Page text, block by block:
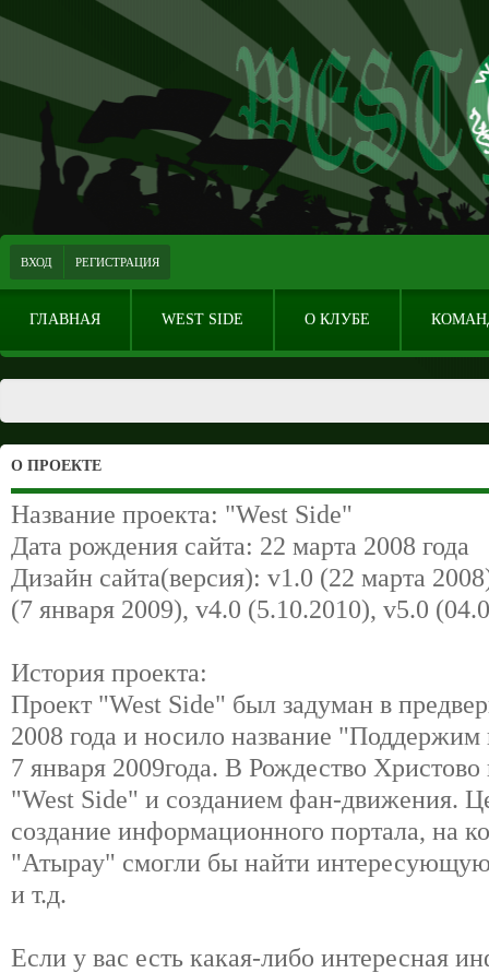
ВХОД РЕГИСТРАЦИЯ
ГЛАВНАЯ WEST SIDE О КЛУБЕ
О ПРОЕКТЕ
Название проекта: "West Side"
Дата рождения сайта: 22 марта 2008 года
Дизайн сайта(версия): v1.0 (22 марта
(7 января 2009), v4.0 (5.10.2010), v5.0
История проекта:
Проект "West Side" был задуман в
2008 года и носило название
7 января 2009года. В Рождество
"West Side" и созданием фан-движения.
создание информационного портала, на
"Атырау" смогли бы найти
и т.д.
Если у вас есть какая-либо интересная